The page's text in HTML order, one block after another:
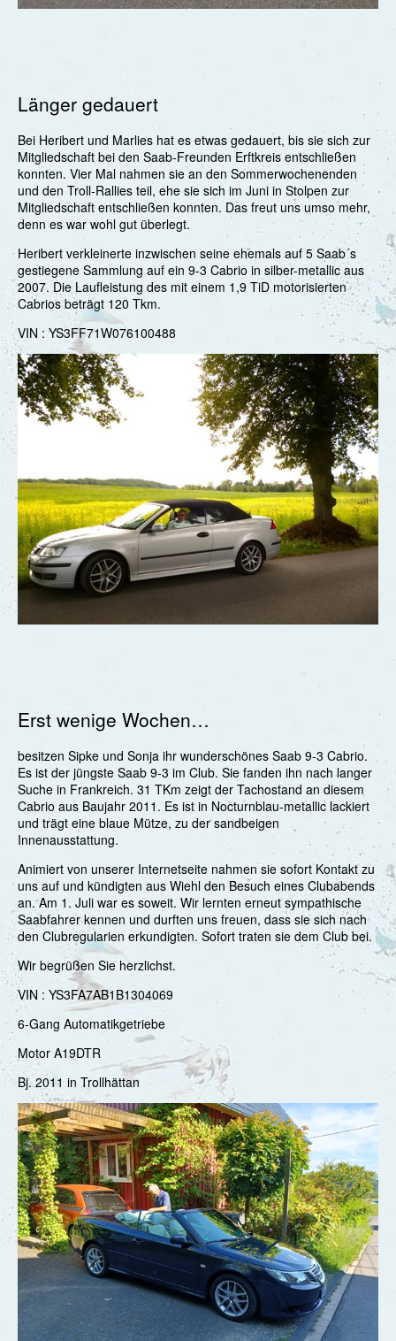
Länger gedauert
Bei Heribert und Marlies hat es etwas gedauert, bis sie sich zur
Mitgliedschaft bei den Saab-Freunden Erftkreis entschließen
konnten. Vier Mal nahmen sie an den Sommerwochenenden
und den Troll-Rallies teil, ehe sie sich im Juni in Stolpen zur
Mitgliedschaft entschließen konnten. Das freut uns umso mehr,
denn es war wohl gut überlegt.
Heribert verkleinerte inzwischen seine ehemals auf 5 Saab´s
gestiegene Sammlung auf ein 9-3 Cabrio in silber-metallic aus
2007. Die Laufleistung des mit einem 1,9 TiD motorisierten
Cabrios beträgt 120 Tkm.
VIN : YS3FF71W076100488
Erst wenige Wochen…
besitzen Sipke und Sonja ihr wunderschönes Saab 9-3 Cabrio.
Es ist der jüngste Saab 9-3 im Club. Sie fanden ihn nach langer
Suche in Frankreich. 31 TKm zeigt der Tachostand an diesem
Cabrio aus Baujahr 2011. Es ist in Nocturnblau-metallic lackiert
und trägt eine blaue Mütze, zu der sandbeigen
Innenausstattung.
Animiert von unserer Internetseite nahmen sie sofort Kontakt zu
uns auf und kündigten aus Wiehl den Besuch eines Clubabends
an. Am 1. Juli war es soweit. Wir lernten erneut sympathische
Saabfahrer kennen und durften uns freuen, dass sie sich nach
den Clubregularien erkundigten. Sofort traten sie dem Club bei.
Wir begrüßen Sie herzlichst.
VIN : YS3FA7AB1B1304069
6-Gang Automatikgetriebe
Motor A19DTR
Bj. 2011 in Trollhättan